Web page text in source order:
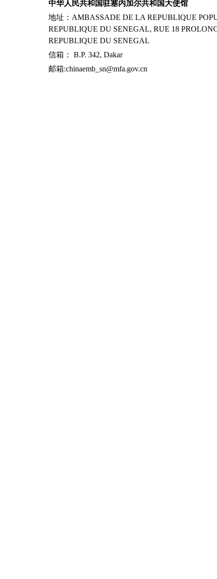
中华人民共和国驻塞内加尔共和国大使馆
地址：AMBASSADE DE LA REPUBLIQUE
REPUBLIQUE DU SENEGAL, RUE 18
REPUBLIQUE DU SENEGAL
信箱： B.P. 342, Dakar
邮箱:chinaemb_sn@mfa.gov.cn